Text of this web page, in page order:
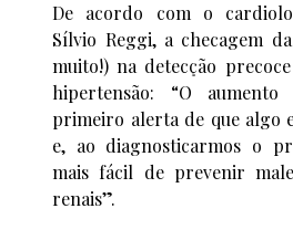
De acordo com o
Sílvio Reggi, a checagem
muito!) na detecção
hipertensão: “O
primeiro alerta de que algo
e, ao diagnosticarmos o
mais fácil de prevenir
renais”.